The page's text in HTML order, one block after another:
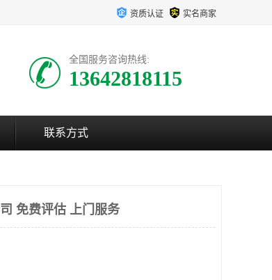
资质认证 实名商家
全国服务咨询热线:
13642818115
联系方式
免费评估 上门服务